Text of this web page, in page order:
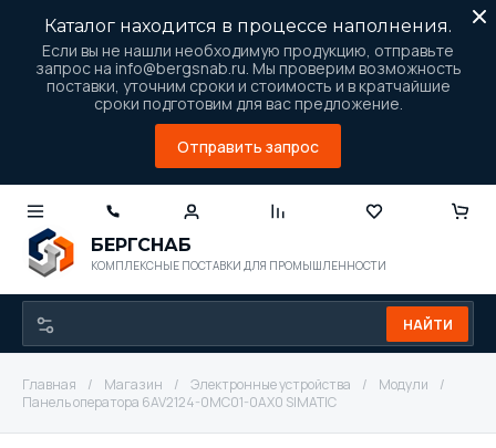
Каталог находится в процессе наполнения.
Если вы не нашли необходимую продукцию, отправьте
запрос на info@bergsnab.ru. Мы проверим возможность
поставки, уточним сроки и стоимость и в кратчайшие
сроки подготовим для вас предложение.
Отправить запрос
БЕРГСНАБ
КОМПЛЕКСНЫЕ ПОСТАВКИ ДЛЯ ПРОМЫШЛЕННОСТИ
НАЙТИ
Главная / Магазин / Электронные устройства / Модули
/
Панель оператора 6AV2124-0MC01-0AX0 SIMATIC